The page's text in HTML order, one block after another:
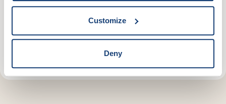
Customize
Deny
Trendy Notenvrij Sugocasa (basissaus)
Heeft het gesmaakt?